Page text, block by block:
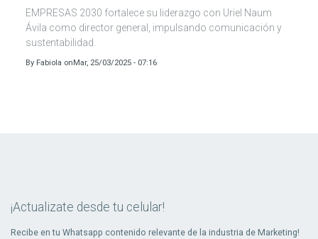
EMPRESAS 2030 fortalece su liderazgo con Uriel Naum
Ávila como director general, impulsando comunicación y
sustentabilidad.
By Fabiola on Mar, 25/03/2025 - 07:16
¡Actualizate desde tu celular!
Recibe en tu Whatsapp contenido relevante de la industria de Marketing!